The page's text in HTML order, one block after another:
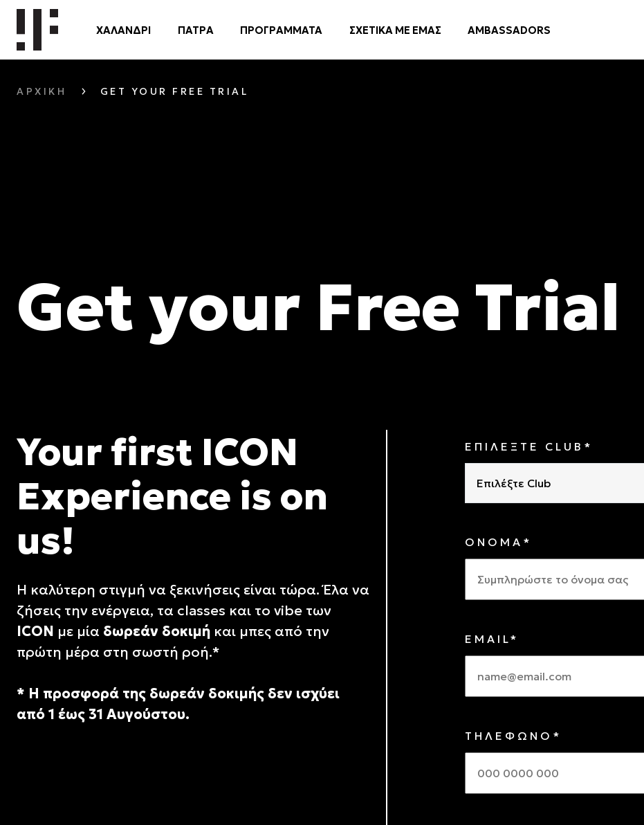
ΧΑΛΑΝΔΡΙ ΠΑΤΡΑ ΠΡΟΓΡΑΜΜΑΤΑ ΣΧΕΤΙΚΑ ΜΕ ΕΜΑΣ AMBASSADORS
ΑΡΧΙΚΉ GET YOUR FREE TRIAL
Get your Free Trial
Your first ICON
Experience is on
us!
Η καλύτερη στιγμή να ξεκινήσεις είναι τώρα. Έλα να
ζήσεις την ενέργεια, τα classes και το vibe των
ICON με μία δωρεάν δοκιμή και μπες από την
πρώτη μέρα στη σωστή ροή.*
* Η προσφορά της δωρεάν δοκιμής δεν ισχύει
από 1 έως 31 Αυγούστου.
ΕΠΙΛΕΞΤΕ CLUB*
Επιλέξτε Club
ΟΝΟΜΑ*
EMAIL*
ΤΗΛΕΦΩΝΟ*